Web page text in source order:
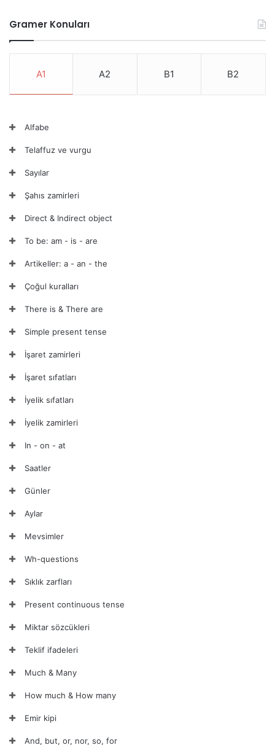
Gramer Konuları
A1 A2 B1 B2
Alfabe
Telaffuz ve vurgu
Sayılar
Şahıs zamirleri
Direct & Indirect object
To be: am - is - are
Artikeller: a - an - the
Çoğul kuralları
There is & There are
Simple present tense
İşaret zamirleri
İşaret sıfatları
İyelik sıfatları
İyelik zamirleri
In - on - at
Saatler
Günler
Aylar
Mevsimler
Wh-questions
Sıklık zarfları
Present continuous tense
Miktar sözcükleri
Teklif ifadeleri
Much & Many
How much & How many
Emir kipi
And, but, or, nor, so, for